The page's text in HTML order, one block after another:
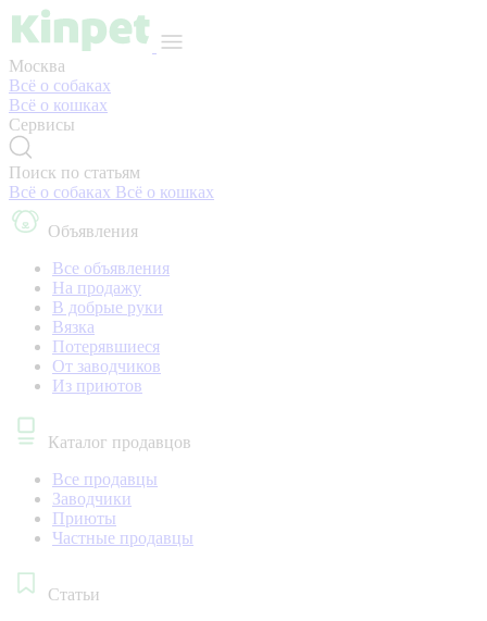
Москва
Всё о собаках
Всё о кошках
Сервисы
Поиск по статьям
Всё о собаках Всё о кошках
Объявления
Все объявления
На продажу
В добрые руки
Вязка
Потерявшиеся
От заводчиков
Из приютов
Каталог продавцов
Все продавцы
Заводчики
Приюты
Частные продавцы
Статьи